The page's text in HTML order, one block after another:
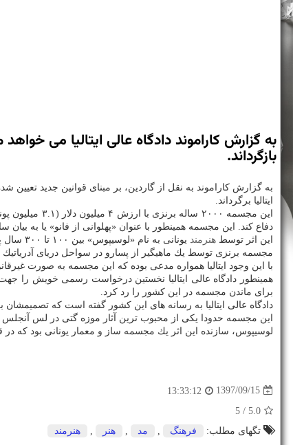
بازگرداند.
ایتالیا برگرداند.
دفاع كند. این مجسمه همینطور با عنوان «پهلوانی از فانو» یا به
این اثر توسط هنرمند یونانی به نام «لوسیپوس» بین ۱۰۰ تا ۳۰۰ سال پیش از میلاد مسیح تولید شده است.
مجسمه برنزی توسط یك ماهیگیر از پسارو در سواحل دریای آدریاتیك در سال ۱۹۶۴ پیدا شد و چندین بار به فروش رسید تا در نهایت نزدیك به ۴۰ سال قبل به
با این وجود ایتالیا همواره مدعی بوده كه این مجسمه به صورت
برای ماندن مجسمه در این كشور را رد كرد.
دادگاه عالی ایتالیا به رسانه های این كشور گفته است كه
این مجسمه حدودا یكی از محبوب ترین آثار موزه گتی در لس آنجلس است. اما
لوسیپوس، سازنده این اثر یك مجسمه ساز و معمار یونانی بود كه در قرن ۴ پیش از میلاد می زیست. او همراه با سكوپاس و پركسیتلیز، یكی از سه مجسمه ساز بزرگ دوران یونان باستان
1397/09/15
13:33:12
5.0
/ 5
تگهای مطلب:
فرهنگ , مد , هنر , هنرمند